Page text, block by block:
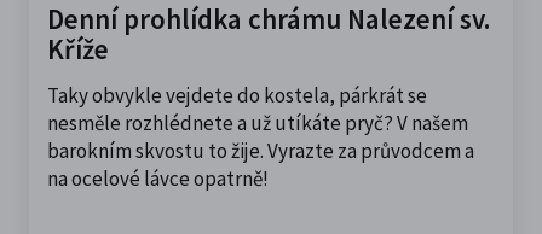
Denní prohlídka chrámu Nalezení sv.
Kříže
Taky obvykle vejdete do kostela, párkrát se
nesměle rozhlédnete a už utíkáte pryč? V našem
barokním skvostu to žije. Vyrazte za průvodcem a
na ocelové lávce opatrně!